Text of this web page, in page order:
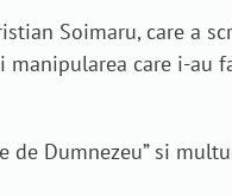
Soimaru, care a
care i-au
de Dumnezeu” si